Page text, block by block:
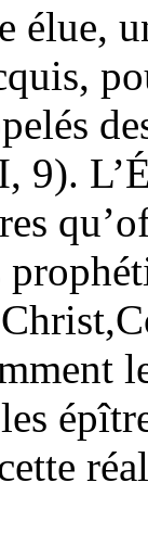
élue,